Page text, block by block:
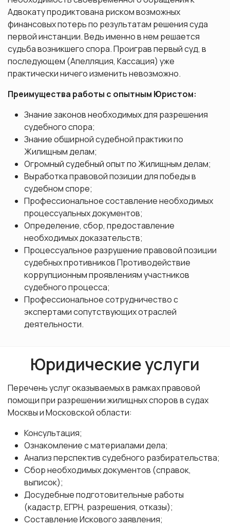
Адвокату продиктована риском возможных
финансовых потерь по результатам решения суда
первой инстанции. Ведь именно в нем решается
судьба возникшего спора. Проиграв первый суд, в
последующем (Апелляция, Кассация) уже
практически ничего изменить невозможно.
Преимущества работы с опытным Юристом:
Знание законов необходимых для разрешения
судебного спора;
Знание обширной судебной практики по
Жилищным делам;
Огромный судебный опыт по Жилищным делам;
Выработка правовой позиции для победы в
судебном споре;
Профессиональное составление необходимых
процессуальных документов;
Определение, сбор, предоставление
необходимых доказательств;
Процессуальное разрушение правовой позиции
судебных противников Противодействие
коррупционным проявлениям участников
судебного процесса;
Профессиональное сотрудничество с
экспертами сопутствующих отраслей
деятельности.
Юридические услуги
Перечень услуг оказываемых в рамках правовой
помощи при разрешении жилищных споров в судах
Москвы и Московской области:
Консультация;
Ознакомление с материалами дела;
Анализ перспектив судебного разбирательства;
Сбор необходимых документов (справок,
выписок);
Досудебные подготовительные работы
(кадастр, ЕГРН, разрешения, отказы);
Составление Искового заявления;